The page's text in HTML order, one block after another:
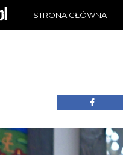
STRONA GŁÓWNA